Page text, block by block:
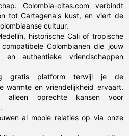
Colombia-citas.com verbindt
tot Cartagena's kust, en viert de
cultuur.
historische Cali of tropische
Colombianen die jouw
en authentieke vriendschappen
gratis platform terwijl je de
warmte en vriendelijkheid ervaart.
alleen oprechte kansen voor
al mooie relaties op via onze